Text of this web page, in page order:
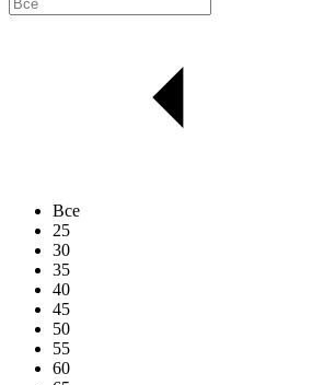
Все
25
30
35
40
45
50
55
60